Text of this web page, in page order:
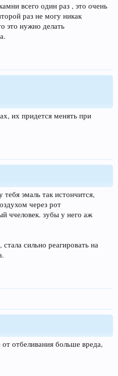
всего один раз , это очень
раз не могу никак
это нужно делать
их придется менять при
эмаль так истончится,
через рот
ччеловек. зубы у него аж
сильно реагировать на
отбеливания больше вреда,